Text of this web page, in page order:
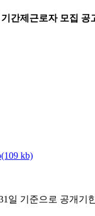
간제근로자 모집 공
kb)
일 기준으로 공개기